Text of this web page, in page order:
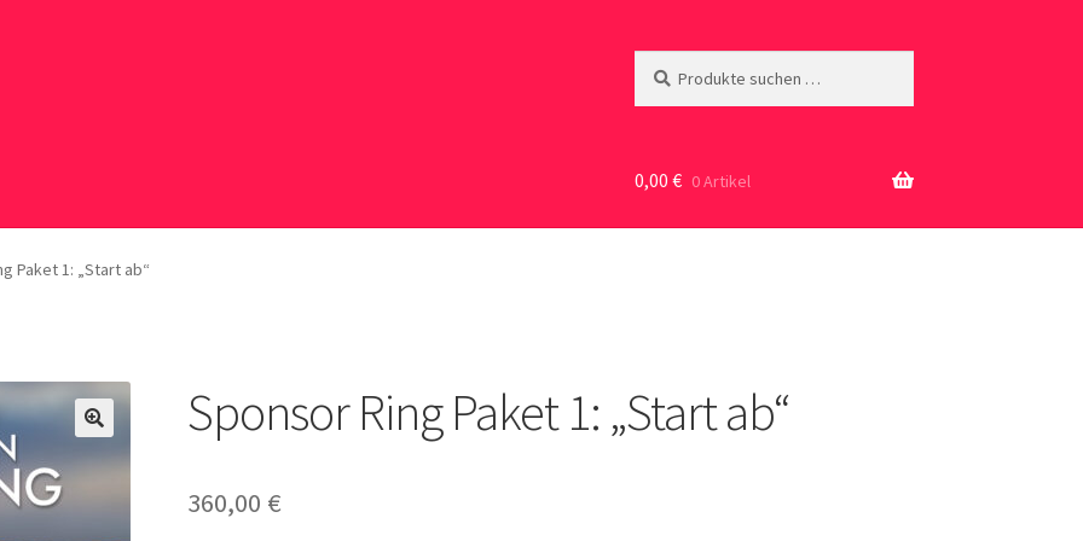
nach:
Allgemeine Geschäftsbedingungen (AGB)
OWL-Webshop | Für Unternehmen Warenkorb
0,00 € 0 Artikel
Paket 1: „Start ab“
Sponsor Ring Paket 1: „Start ab“
360,00 €